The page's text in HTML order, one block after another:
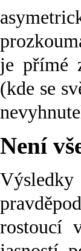
je přímé
(kde se
Není
rostoucí